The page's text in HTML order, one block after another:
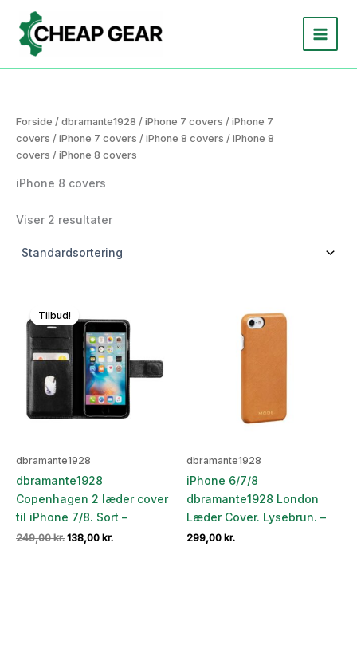
indholdet
Forside / dbramante1928 / iPhone 7 covers / iPhone 7
covers / iPhone 7 covers / iPhone 8 covers / iPhone 8
covers / iPhone 8 covers
iPhone 8 covers
Viser 2 resultater
Tilbud!
dbramante1928
dbramante1928
Copenhagen 2 læder cover
til iPhone 7/8. Sort –
249,00kr. Den
138,00 kr.Den
dbramante1928
iPhone 6/7/8
dbramante1928 London
Læder Cover. Lysebrun. –
299,00 kr.